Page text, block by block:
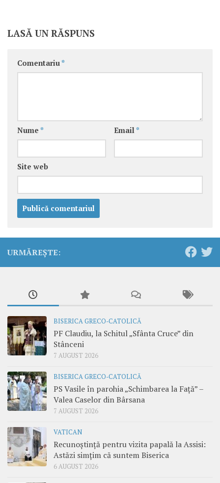
LASĂ UN RĂSPUNS
Comentariu *
Nume * Email *
Site web
URMĂREȘTE:
BISERICA GRECO-CATOLICĂ
PF Claudiu, la Schitul „Sfânta Cruce” din
Stânceni
7 AUGUST 2026
BISERICA GRECO-CATOLICĂ
PS Vasile în parohia „Schimbarea la Față” –
Valea Caselor din Bârsana
7 AUGUST 2026
VATICAN
Recunoștință pentru vizita papală la Assisi:
Astăzi simțim că suntem Biserica
6 AUGUST 2026